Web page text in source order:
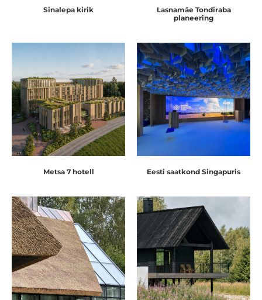
Sinalepa kirik
Lasnamäe Tondiraba
planeering
Metsa 7 hotell Eesti saatkond Singapuris